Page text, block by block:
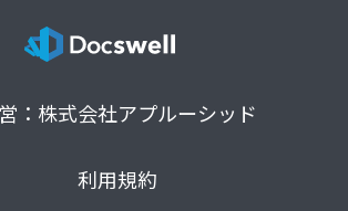
：株式会社アプルーシッド
利用規約